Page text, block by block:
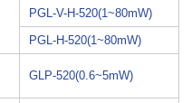
PGL-V-H-520(1~80mW)
PGL-H-520(1~80mW)
GLP-520(0.6~5mW)